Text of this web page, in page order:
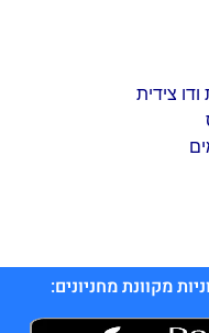
צידית
מקוונת מחניונים: